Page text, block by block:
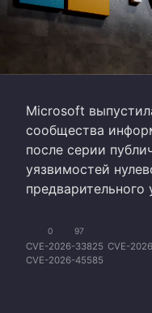
Microsoft
сообщества
после серии
уязвимостей
0 97
CVE-2026-33825 CVE-
CVE-2026-45585